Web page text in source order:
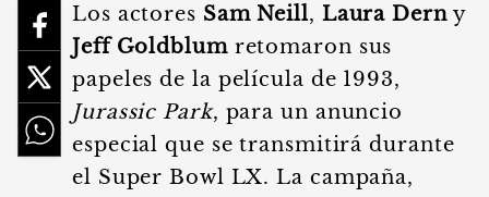
Los actores Sam Neill, Laura Derny
Jeff Goldblumretomaron sus
papeles de la película de 1993,
Jurassic Park, para un anuncio
especial que se transmitirá durante
el Super Bowl LX. La campaña,